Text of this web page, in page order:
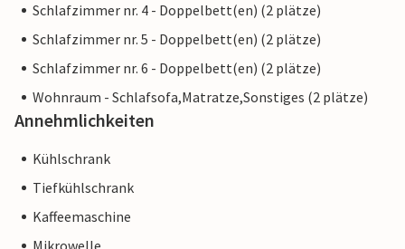
Schlafzimmer nr. 4 - Doppelbett(en) (2 plätze)
Schlafzimmer nr. 5 - Doppelbett(en) (2 plätze)
Schlafzimmer nr. 6 - Doppelbett(en) (2 plätze)
Wohnraum - Schlafsofa,Matratze,Sonstiges (2 plätze)
Annehmlichkeiten
Kühlschrank
Tiefkühlschrank
Kaffeemaschine
Mikrowelle